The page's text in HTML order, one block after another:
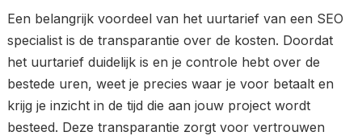
Een belangrijk voordeel van het uurtarief van een SEO
specialist is de transparantie over de kosten. Doordat
het uurtarief duidelijk is en je controle hebt over de
bestede uren, weet je precies waar je voor betaalt en
krijg je inzicht in de tijd die aan jouw project wordt
besteed. Deze transparantie zorgt voor vertrouwen